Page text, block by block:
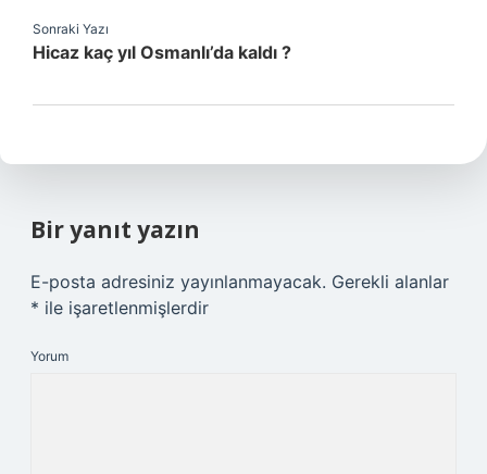
Sonraki Yazı
Hicaz kaç yıl Osmanlı’da kaldı ?
Bir yanıt yazın
E-posta adresiniz yayınlanmayacak. Gerekli alanlar
* ile işaretlenmişlerdir
Yorum